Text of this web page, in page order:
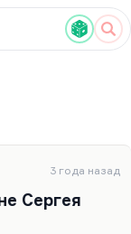
3 года назад
Сергея